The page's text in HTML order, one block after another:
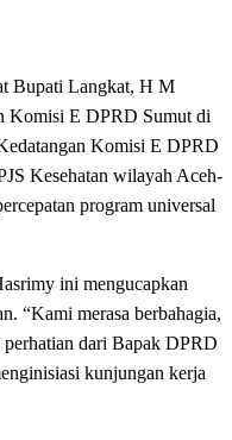
Bupati Langkat, H M
Komisi E DPRD Sumut di
Komisi E DPRD
Kesehatan wilayah Aceh-
program universal
ini mengucapkan
“Kami merasa berbahagia,
perhatian dari Bapak DPRD
kunjungan kerja